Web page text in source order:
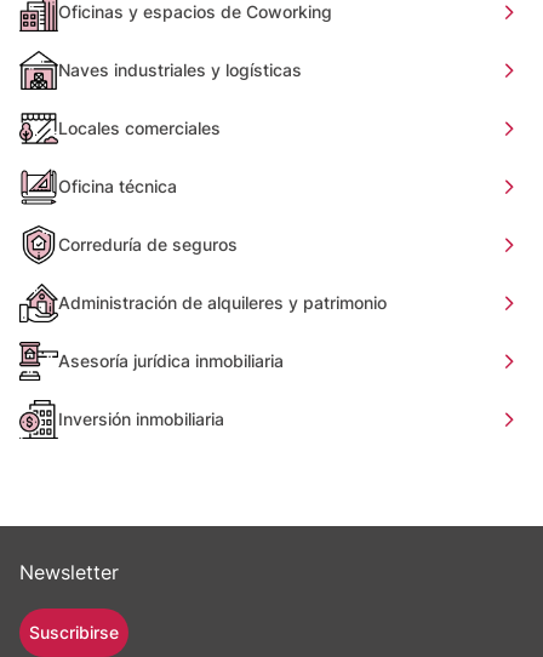
Oficinas y espacios de Coworking
Naves industriales y logísticas
Locales comerciales
Oficina técnica
Correduría de seguros
Administración de alquileres y patrimonio
Asesoría jurídica inmobiliaria
Inversión inmobiliaria
Newsletter
Suscribirse